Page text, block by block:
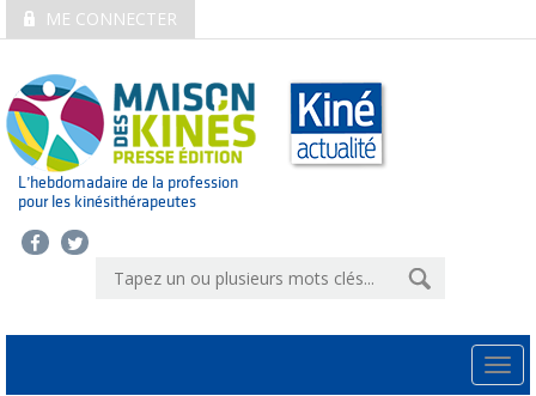
ME CONNECTER
L’hebdomadaire de la profession
pour les kinésithérapeutes